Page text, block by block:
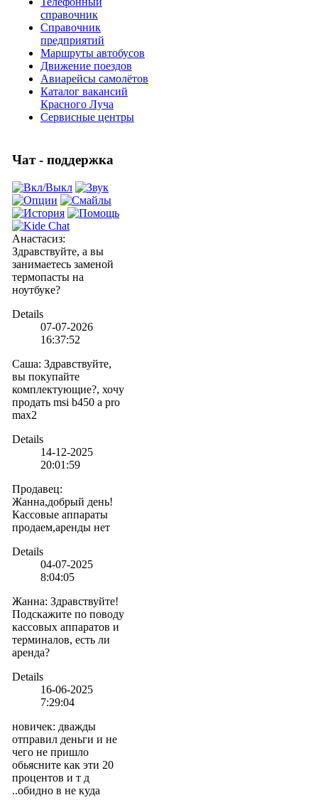
справочник
Справочник
предприятий
Маршруты автобусов
Движение поездов
Авиарейсы самолётов
Каталог вакансий
Красного Луча
Сервисные центры
Чат - поддержка
Анастасиз:
Здравствуйте, а вы
занимаетесь заменой
термопасты на
ноутбуке?
Details
07-07-2026
16:37:52
Саша: Здравствуйте,
вы покупайте
комплектующие?, хочу
продать msi b450 a pro
max2
Details
14-12-2025
20:01:59
Продавец:
Жанна,добрый день!
Кассовые аппараты
продаем,аренды нет
Details
04-07-2025
8:04:05
Жанна: Здравствуйте!
Подскажите по поводу
кассовых аппаратов и
терминалов, есть ли
аренда?
Details
16-06-2025
7:29:04
новичек: дважды
отправил деньги и не
чего не пришло
обьясните как эти 20
процентов и т д
..обидно в не куда